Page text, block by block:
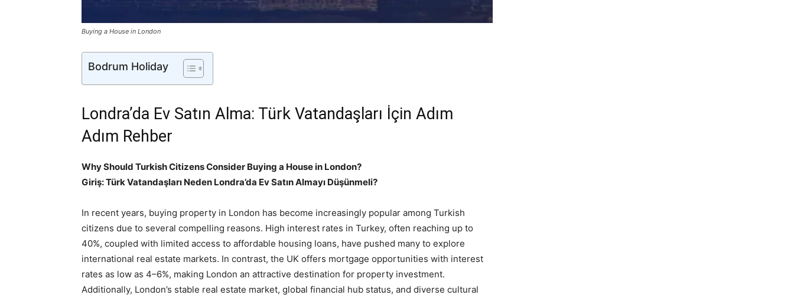
Buying a House in London
Bodrum Holiday
Londra’da Ev Satın Alma: Türk Vatandaşları İçin Adım
Adım Rehber
Why Should Turkish Citizens Consider Buying a House in London?
Giriş: Türk Vatandaşları Neden Londra’da Ev Satın Almayı Düşünmeli?
In recent years, buying property in London has become increasingly popular among Turkish
citizens due to several compelling reasons. High interest rates in Turkey, often reaching up to
40%, coupled with limited access to affordable housing loans, have pushed many to explore
international real estate markets. In contrast, the UK offers mortgage opportunities with interest
rates as low as 4–6%, making London an attractive destination for property investment.
Additionally, London’s stable real estate market, global financial hub status, and diverse cultural